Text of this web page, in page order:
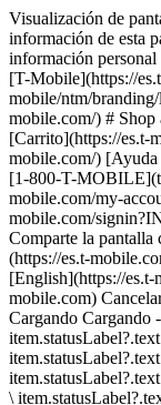
Visualización de
información de esta
información personal
[T-Mobile](https://
mobile/ntm/
mobile.com/) # Shop
[Carrito](https://es.t-
mobile.com/) [Ayuda
[1-800-T-
mobile.com/my-
mobile.com/
Comparte la
(https://es.t-
[English](https://es.t-
mobile.com)
Cargando Cargando
\